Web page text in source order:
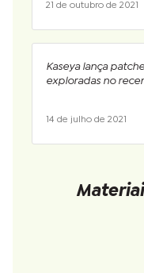
21 de outubro de 2021
Kaseya lança
exploradas no
14 de julho de 2021